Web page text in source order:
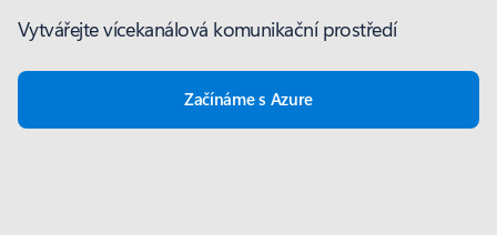
Vytvářejte vícekanálová komunikační prostředí
Začínáme s Azure